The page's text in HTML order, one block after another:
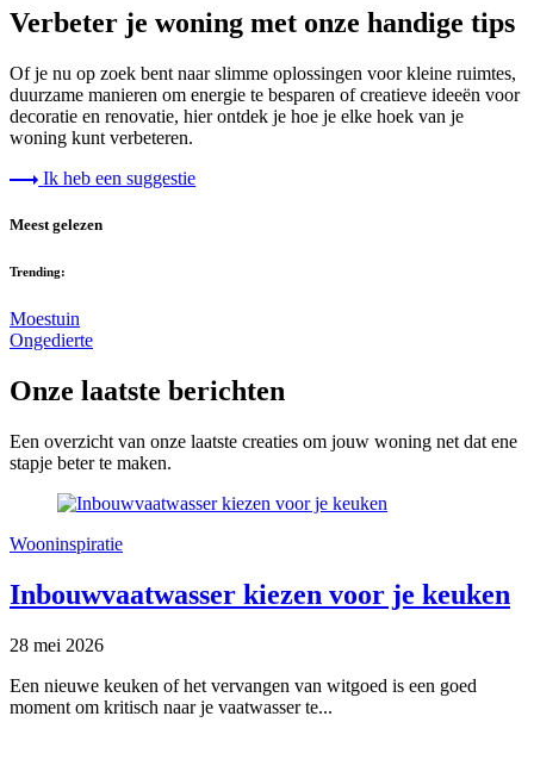
Verbeter je woning met onze handige tips
Of je nu op zoek bent naar slimme oplossingen voor kleine ruimtes,
duurzame manieren om energie te besparen of creatieve ideeën voor
decoratie en renovatie, hier ontdek je hoe je elke hoek van je
woning kunt verbeteren.
Ik heb een suggestie
Meest gelezen
Trending:
Moestuin
Ongedierte
Onze laatste berichten
Een overzicht van onze laatste creaties om jouw woning net dat ene
stapje beter te maken.
Wooninspiratie
Inbouwvaatwasser kiezen voor je keuken
28 mei 2026
Een nieuwe keuken of het vervangen van witgoed is een goed
moment om kritisch naar je vaatwasser te...